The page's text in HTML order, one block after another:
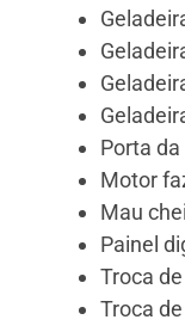
Porta
Motor
Mau
Painel
Troca
Troca